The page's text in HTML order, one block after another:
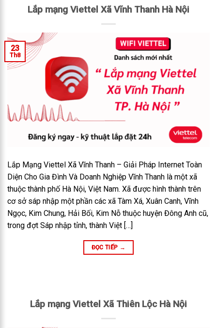
Lắp mạng Viettel Xã Vĩnh Thanh Hà Nội
23
Th8
Lắp Mạng Viettel Xã Vĩnh Thanh – Giải Pháp Internet Toàn
Diện Cho Gia Đình Và Doanh Nghiệp Vĩnh Thanh là một xã
thuộc thành phố Hà Nội, Việt Nam. Xã được hình thành trên
cơ sở sáp nhập một phần các xã Tàm Xá, Xuân Canh, Vĩnh
Ngọc, Kim Chung, Hải Bối, Kim Nỗ thuộc huyện Đông Anh cũ,
trong đợt Sáp nhập tỉnh, thành Việt […]
ĐỌC TIẾP →
Lắp mạng Viettel Xã Thiên Lộc Hà Nội